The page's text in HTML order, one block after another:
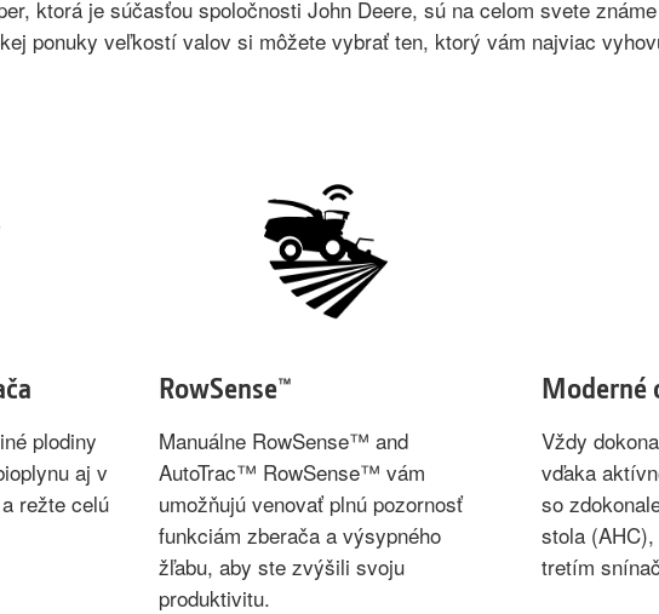
ktorá je súčasťou spoločnosti John Deere, sú na celom svete
ponuky veľkostí valov si môžete vybrať ten, ktorý vám najviac
plodiny
aj v
režte celú
RowSense™
Manuálne RowSense™ and
AutoTrac™ RowSense™ vám
umožňujú venovať plnú pozornosť
funkciám zberača a výsypného
žľabu, aby ste zvýšili svoju
produktivitu.
Moderné
Vždy
vďaka
so
stola
tretím